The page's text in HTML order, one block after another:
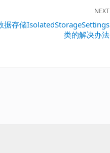
NEXT
据存储IsolatedStorageSettings
类的解决办法